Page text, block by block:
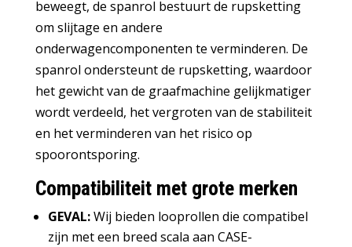
beweegt, de spanrol bestuurt de rupsketting
om slijtage en andere
onderwagencomponenten te verminderen. De
spanrol ondersteunt de rupsketting, waardoor
het gewicht van de graafmachine gelijkmatiger
wordt verdeeld, het vergroten van de stabiliteit
en het verminderen van het risico op
spoorontsporing.
Compatibiliteit met grote merken
GEVAL:Wij bieden looprollen die compatibel
zijn met een breed scala aan CASE-